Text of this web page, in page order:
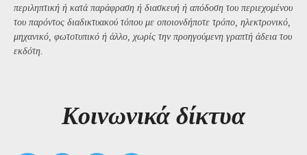
περιληπτική ή κατά παράφραση ή διασκευή ή απόδοση του περιεχομένου
του παρόντος διαδικτυακού τόπου με οποιονδήποτε τρόπο, ηλεκτρονικό,
μηχανικό, φωτοτυπικό ή άλλο, χωρίς την προηγούμενη γραπτή άδεια του
εκδότη.
Kοινωνικά δίκτυα